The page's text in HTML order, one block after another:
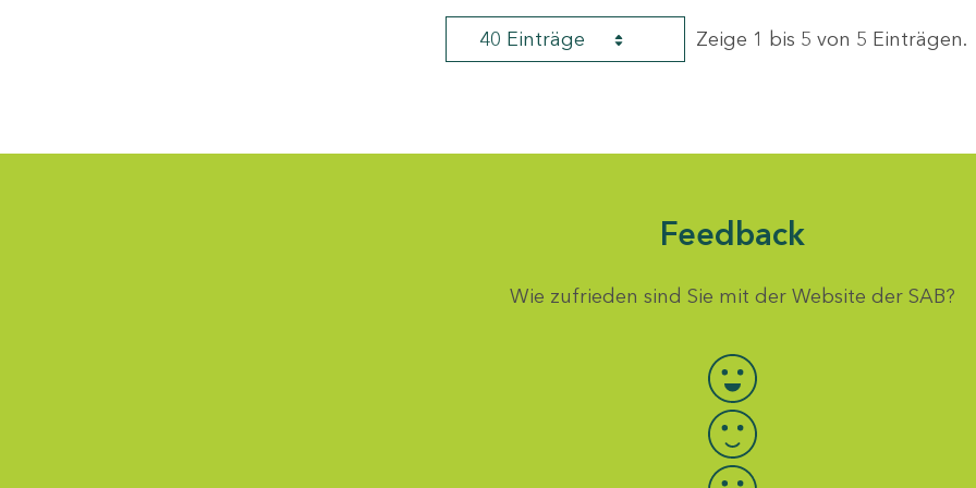
40 Einträge Zeige 1 bis 5 von 5 Einträgen.
Feedback
Wie zufrieden sind Sie mit der Website der SAB?
Bewertung auswählen